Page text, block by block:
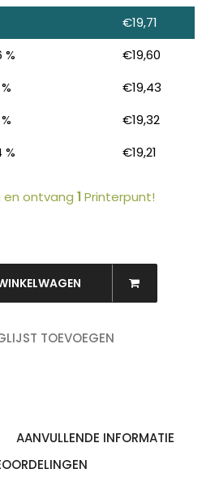
€19,71
% €19,60
€19,43
€19,32
% €19,21
ontvang 1Printerpunt!
TOEVOEGEN
AANVULLENDE INFORMATIE
ZOEKEN